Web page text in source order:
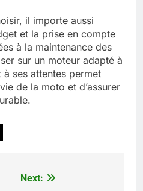
il importe aussi
et la prise en compte
à la maintenance des
sur un moteur adapté à
ses attentes permet
de la moto et d’assurer
Next: